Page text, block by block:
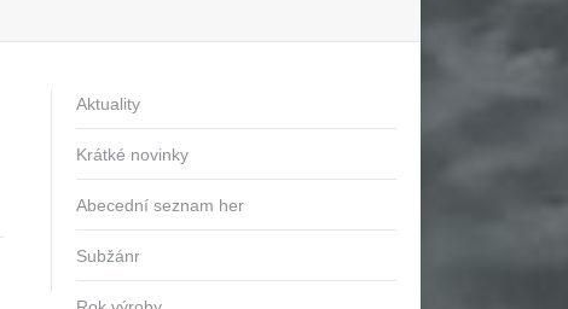
Aktuality
Krátké novinky
Abecední seznam her
Subžánr